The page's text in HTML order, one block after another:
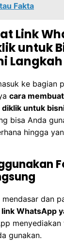
Fakta
Link
untuk
Langkah
ke bagian
cara
untuk
bisa Anda
hingga
dan
WhatsApp
gunakan.